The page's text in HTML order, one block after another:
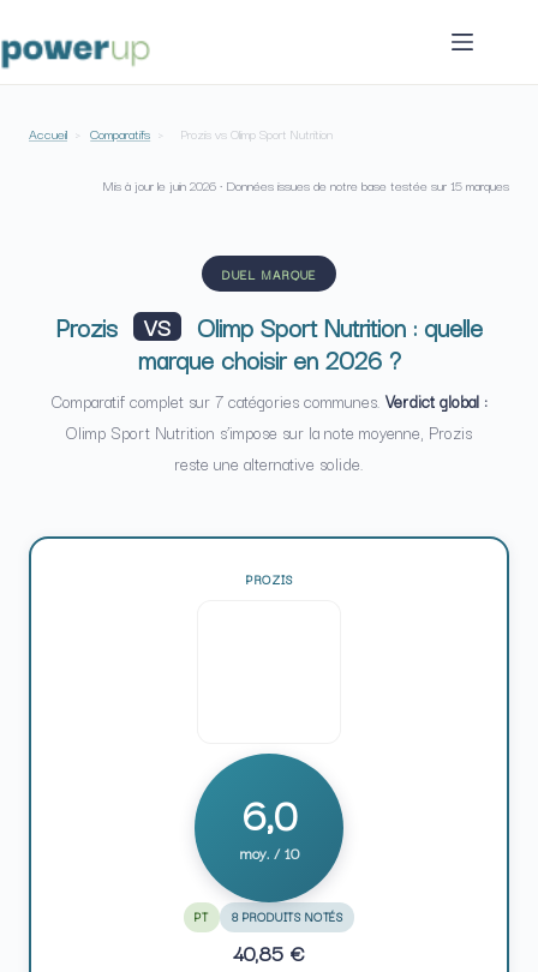
au
contenu
Accueil › Comparatifs › Prozis vs Olimp Sport Nutrition
Mis à jour le juin 2026· Données issues de notre base testée sur 15 marques
DUEL MARQUE
Prozis VS
Olimp Sport Nutrition : quelle
marque choisir en 2026 ?
Comparatif complet sur 7 catégories communes. Verdict global :
Olimp Sport Nutrition s’impose sur la note moyenne, Prozis
reste une alternative solide.
PROZIS
6,0
moy. / 10
PT 8 PRODUITS NOTÉS
40,85 €